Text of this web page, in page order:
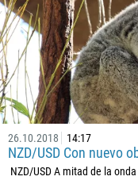
26.10.2018 14:17
NZD/USD Con nuevo
NZD/USD A mitad de la